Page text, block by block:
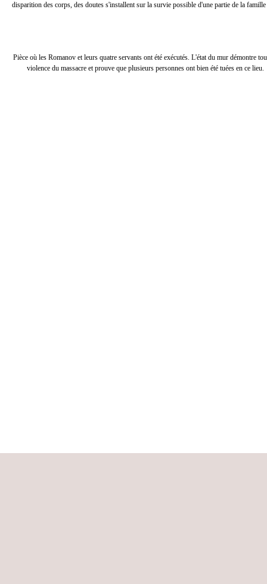
disparition des corps, des doutes s'installent sur la survie possible d'une partie de la
Pièce où les Romanov et leurs quatre servants ont été exécutés. L'état du mur démontre
violence du massacre et prouve que plusieurs personnes ont bien été tuées en ce lieu.